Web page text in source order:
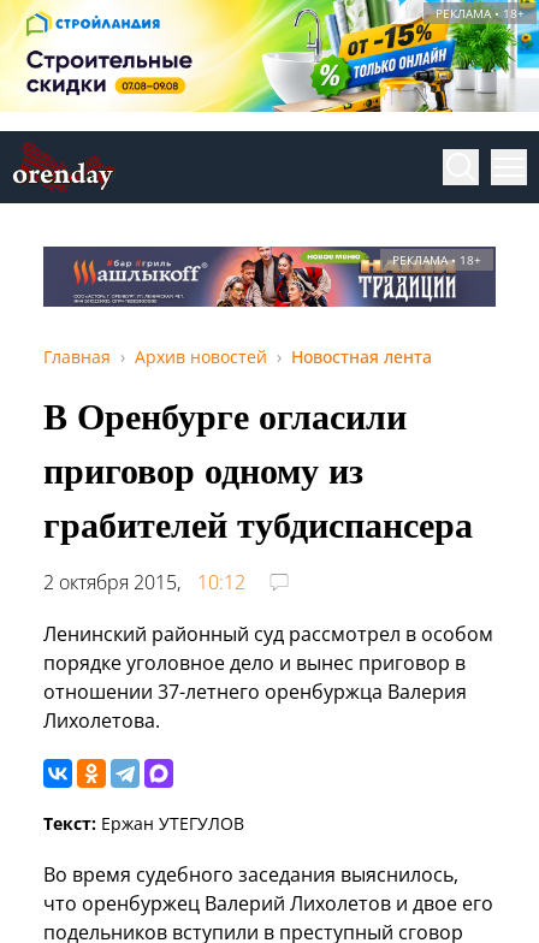
РЕКЛАМА • 18+
РЕКЛАМА • 18+
Главная Архив новостей Новостная лента
В Оренбурге огласили
приговор одному из
грабителей тубдиспансера
2 октября 2015,
10:12
Ленинский районный суд рассмотрел в особом
порядке уголовное дело и вынес приговор в
отношении 37-летнего оренбуржца Валерия
Лихолетова.
Текст: Ержан УТЕГУЛОВ
Во время судебного заседания выяснилось,
что оренбуржец Валерий Лихолетов и двое его
подельников вступили в преступный сговор